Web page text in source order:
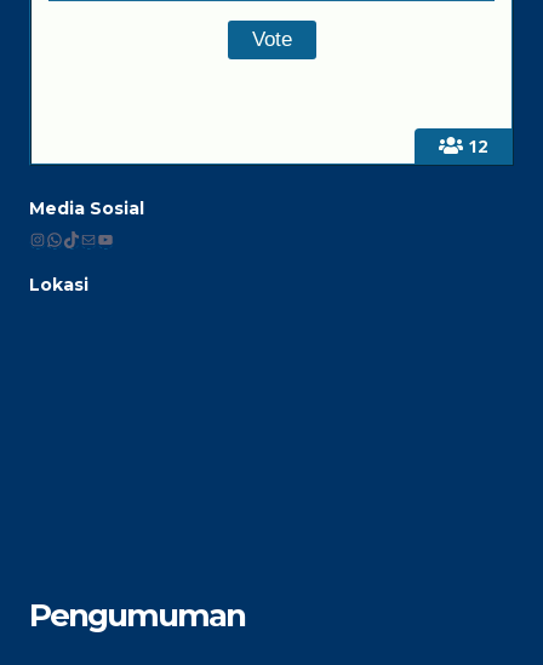
12
Media Sosial
Instagram
WhatsApp
TikTok
MailYouTube
Lokasi
Pengumuman